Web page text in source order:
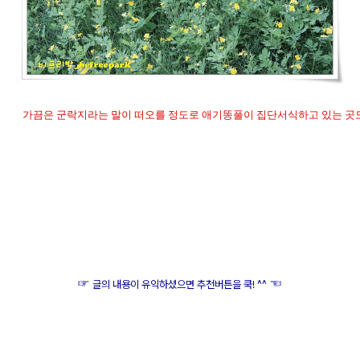
가끔은 군락지라는 말이 떠오를 정도로 애기똥풀이 집단서식하고 있는 곳
☞글의 내용이 유익하셨으면 추천버튼을 쿡! ^^